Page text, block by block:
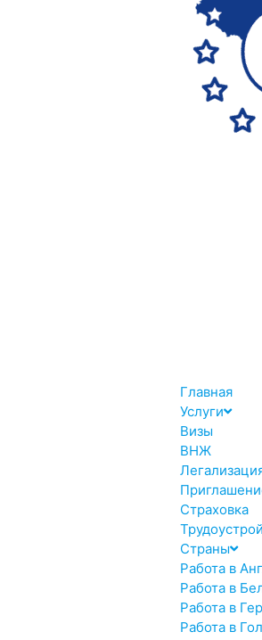
Главная
Услуги
Визы
ВНЖ
Страховка
Страны
Работа в
Работа в
Работа в
Работа в